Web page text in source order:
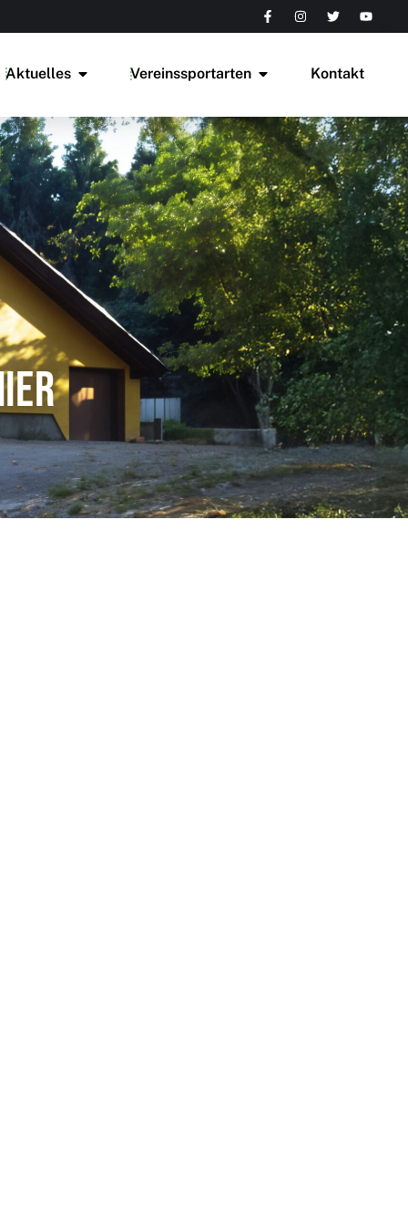
Aktuelles Vereinssportarten Kontakt